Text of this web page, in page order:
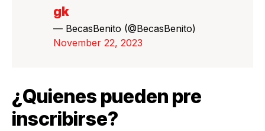
gk
— BecasBenito (@BecasBenito)
November 22, 2023
¿Quienes pueden pre
inscribirse?